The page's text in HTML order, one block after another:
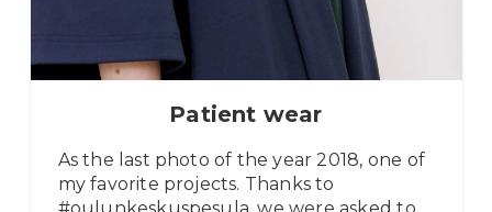
Patient wear
As the last photo of the year 2018, one of
my favorite projects. Thanks to